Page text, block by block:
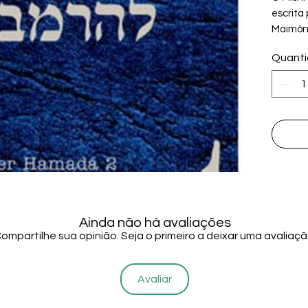
escrita
uma
traz a
Livro
Ainda não há avaliações
sua opinião. Seja o primeiro a deixar uma
Avaliar